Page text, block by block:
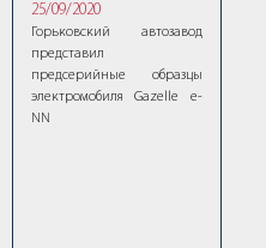
25/09/2020
Горьковский автозавод
представил
предсерийные образцы
электромобиля Gazelle e-
NN